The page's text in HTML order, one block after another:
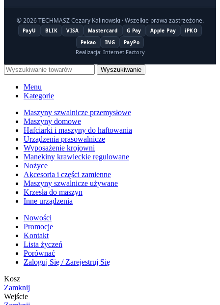
© 2026 TECHMASZ Cezary Kalinowski · Wszelkie prawa zastrzeżone.
PayU BLIK VISA Mastercard G Pay Apple Pay
iPKO
Pekao
ING PayPo
Realizacja: Internet Factory
Wyszukiwanie
Menu
Kategorie
Maszyny szwalnicze przemysłowe
Maszyny domowe
Hafciarki i maszyny do haftowania
Urządzenia prasowalnicze
Wyposażenie krojowni
Manekiny krawieckie regulowane
Nożyce
Akcesoria i części zamienne
Maszyny szwalnicze używane
Krzesła do maszyn
Inne urządzenia
Nowości
Promocje
Kontakt
Lista życzeń
Porównać
Zaloguj Się / Zarejestruj Się
Kosz
Zamknij
Wejście